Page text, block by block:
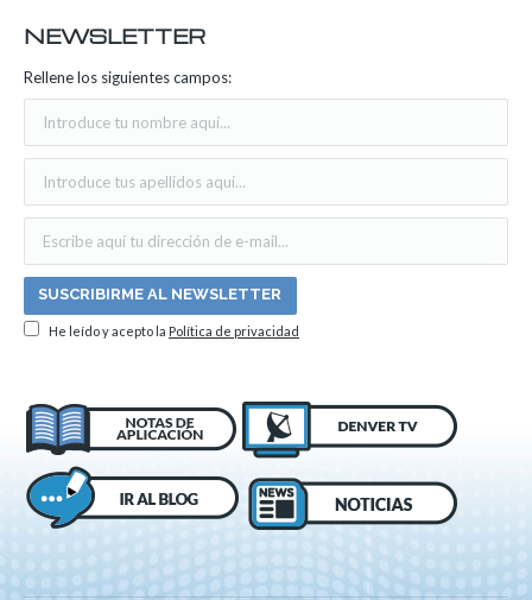
NEWSLETTER
Rellene los siguientes campos:
He leído y acepto la Política de privacidad